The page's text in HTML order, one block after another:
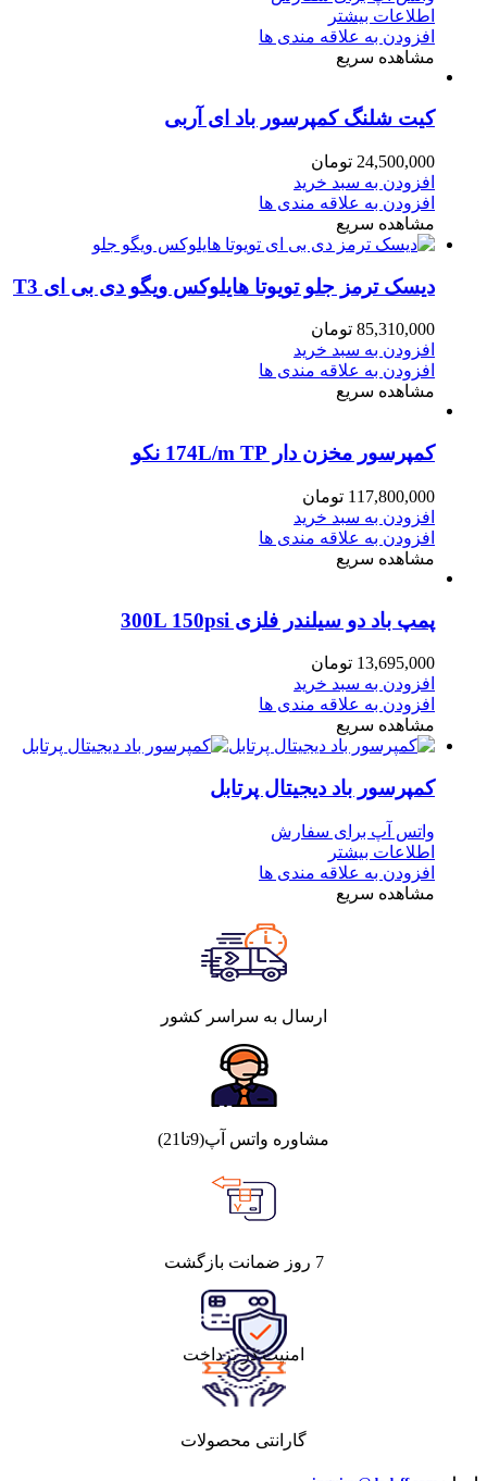
اطلاعات بیشتر
افزودن به علاقه مندی ها
مشاهده سریع
کیت شلنگ کمپرسور باد ای آربی
24,500,000 تومان
افزودن به سبد خرید
افزودن به علاقه مندی ها
مشاهده سریع
دیسک ترمز جلو تویوتا هایلوکس ویگو دی بی ای T3
85,310,000 تومان
افزودن به سبد خرید
افزودن به علاقه مندی ها
مشاهده سریع
کمپرسور مخزن دار 174L/m TP نکو
117,800,000 تومان
افزودن به سبد خرید
افزودن به علاقه مندی ها
مشاهده سریع
پمپ باد دو سیلندر فلزی 300L 150psi
13,695,000 تومان
افزودن به سبد خرید
افزودن به علاقه مندی ها
مشاهده سریع
کمپرسور باد دیجیتال پرتابل
واتس آپ برای سفارش
اطلاعات بیشتر
افزودن به علاقه مندی ها
مشاهده سریع
ارسال به سراسر کشور
مشاوره واتس آپ(9تا21)
7 روز ضمانت بازگشت
امنیت در پرداخت
گارانتی محصولات